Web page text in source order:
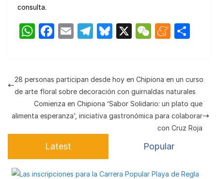
consulta.
W
s
A
p
p
F
e
b
o
o
k
E
T
gr
a
m
Bl
s
k
y
X
W
h
at
M
e
a
m
e
p
ar
tir
28 personas participan desde hoy en Chipiona en un curso
de arte floral sobre decoración con guirnaldas naturales
Comienza en Chipiona ‘Sabor Solidario: un plato que
alimenta esperanza’, iniciativa gastronómica para colaborar
con Cruz Roja
Latest Popular